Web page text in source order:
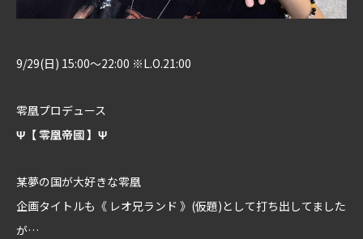
9/29(日) 15:00～22:00 ※L.O.21:00
零凰プロデュース
Ψ【 零凰帝國 】Ψ
某夢の国が大好きな零凰
企画タイトルも《 レオ兄ランド 》(仮題)として打ち出してました
が…